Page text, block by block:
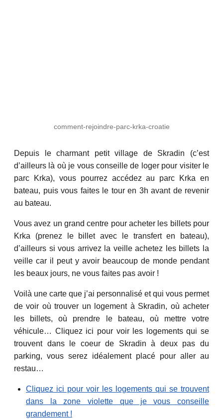
comment-rejoindre-parc-krka-croatie
Depuis le charmant petit village de Skradin (c’est
d’ailleurs là où je vous conseille de loger pour visiter le
parc Krka), vous pourrez accédez au parc Krka en
bateau, puis vous faites le tour en 3h avant de revenir
au bateau.
Vous avez un grand centre pour acheter les billets pour
Krka (prenez le billet avec le transfert en bateau),
d’ailleurs si vous arrivez la veille achetez les billets la
veille car il peut y avoir beaucoup de monde pendant
les beaux jours, ne vous faites pas avoir !
Voilà une carte que j’ai personnalisé et qui vous permet
de voir où trouver un logement à Skradin, où acheter
les billets, où prendre le bateau, où mettre votre
véhicule… Cliquez ici pour voir les logements qui se
trouvent dans le coeur de Skradin à deux pas du
parking, vous serez idéalement placé pour aller au
restau…
Cliquez ici pour voir les logements qui se trouvent
dans la zone violette que je vous conseille
grandement !